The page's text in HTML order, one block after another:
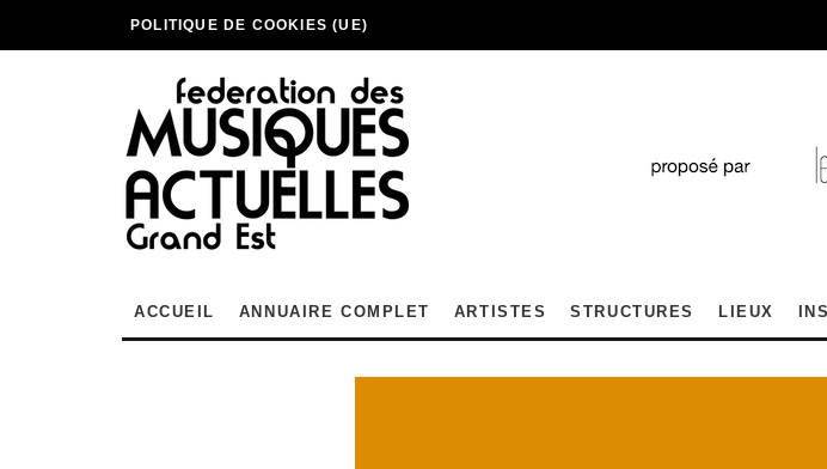
POLITIQUE DE COOKIES (UE)
ACCUEIL ANNUAIRE COMPLET ARTISTES STRUCTURES LIEUX